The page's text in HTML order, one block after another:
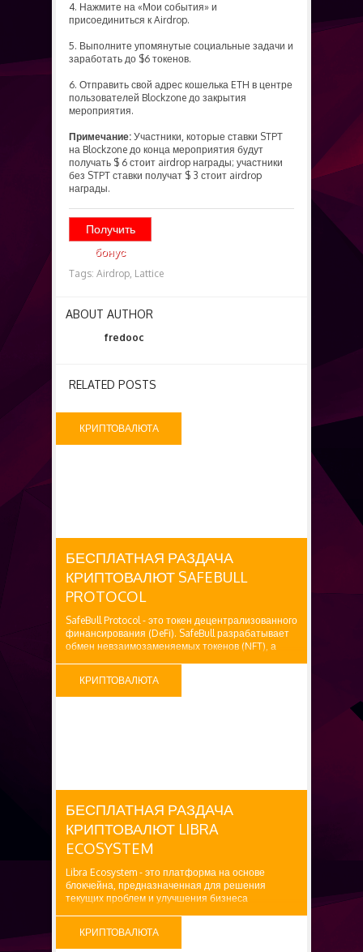
4. Нажмите на «Мои события» и
присоединиться к Airdrop.
5. Выполните упомянутые социальные задачи и
заработать до $6 токенов.
6. Отправить свой адрес кошелька ETH в центре
пользователей Blockzone до закрытия
мероприятия.
Примечание: Участники, которые ставки STPT
на Blockzone до конца мероприятия будут
получать $ 6 стоит airdrop награды; участники
без STPT ставки получат $ 3 стоит airdrop
награды.
Получить
бонус
Tags: Airdrop, Lattice
ABOUT AUTHOR
fredooc
RELATED POSTS
КРИПТОВАЛЮТА
БЕСПЛАТНАЯ РАЗДАЧА
КРИПТОВАЛЮТ SAFEBULL
PROTOCOL
SafeBull Protocol - это токен децентрализованного
финансирования (DeFi). SafeBull разрабатывает
обмен невзаимозаменяемых токенов (NFT), а
приложения. SafeBULL запущен 27 апреля 2021 г.
Заявленная награда: 300,000...
КРИПТОВАЛЮТА
БЕСПЛАТНАЯ РАЗДАЧА
КРИПТОВАЛЮТ LIBRA
ECOSYSTEM
Libra Ecosystem - это платформа на основе
блокчейна, предназначенная для решения
текущих проблем и улучшения бизнеса
КРИПТОВАЛЮТА